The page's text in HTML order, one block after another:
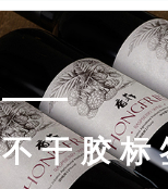
不干胶标